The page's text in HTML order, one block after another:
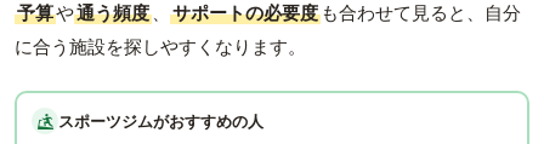
予算や通う頻度 、 サポートの必要度 も合わせて見ると、自分
に合う施設を探しやすくなります。
スポーツジムがおすすめの人